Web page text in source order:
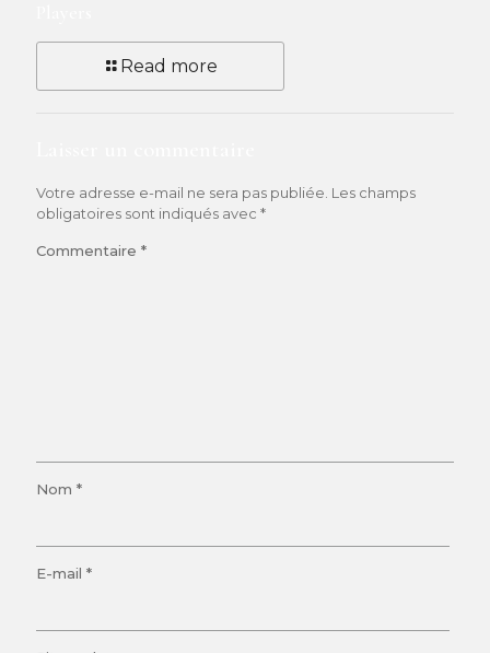
Read more
Votre adresse e-mail ne sera pas publiée. Les champs
obligatoires sont indiqués avec *
Commentaire *
Nom *
E-mail *